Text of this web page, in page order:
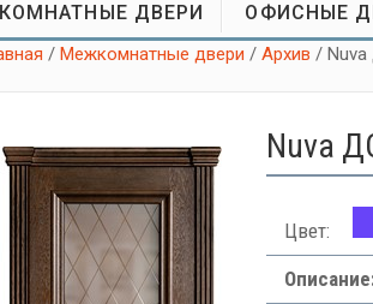
ДВЕРИ ОФИСНЫЕ
/Межкомнатные двери /Архив /
Nuva
Цвет: